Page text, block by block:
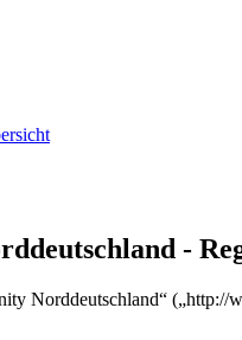
-
Norddeutschland“ („http://